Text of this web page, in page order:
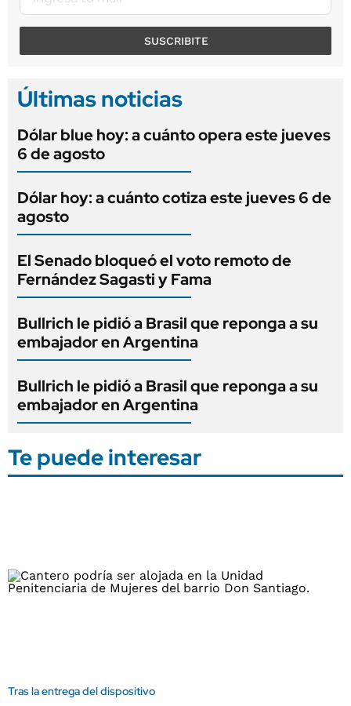
SUSCRIBITE
Últimas noticias
Dólar blue hoy: a cuánto opera este jueves
6 de agosto
Dólar hoy: a cuánto cotiza este jueves 6 de
agosto
El Senado bloqueó el voto remoto de
Fernández Sagasti y Fama
Bullrich le pidió a Brasil que reponga a su
embajador en Argentina
Bullrich le pidió a Brasil que reponga a su
embajador en Argentina
Te puede interesar
Tras la entrega del dispositivo